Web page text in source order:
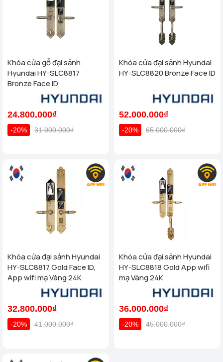
Khóa cửa gỗ đại sảnh
Hyundai HY-SLC8817
Bronze Face ID
24.800.000₫
-20% 31.000.000₫
Khóa cửa đại sảnh Hyundai
HY-SLC8820 Bronze Face ID
52.000.000₫
-20% 65.000.000₫
Khóa cửa đại sảnh Hyundai
HY-SLC8817 Gold Face ID,
App wifi mạ Vàng 24K
32.800.000₫
-20% 41.000.000₫
Khóa cửa đại sảnh Hyundai
HY-SLC8818 Gold App wifi
mạ Vàng 24K
36.000.000₫
-20% 45.000.000₫